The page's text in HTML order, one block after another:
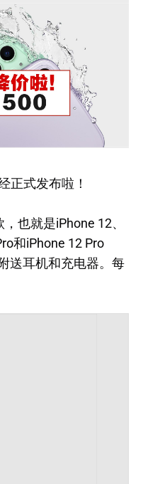
正式发布啦！
也就是iPhone 12、
和iPhone 12 Pro
送耳机和充电器。每